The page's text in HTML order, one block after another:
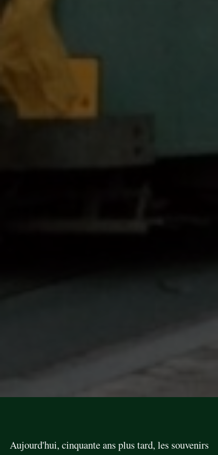
Aujourd'hui, cinquante ans plus tard, les souvenirs